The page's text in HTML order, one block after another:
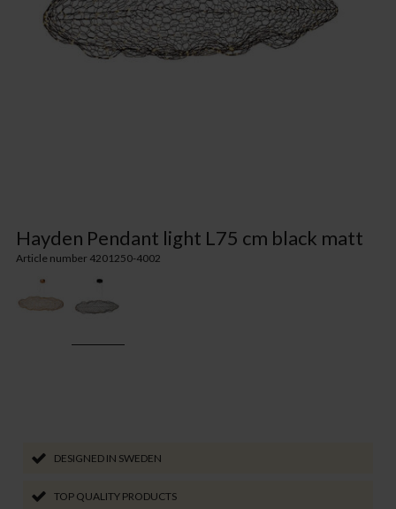
Hayden Pendant light L75 cm black matt
Article number 4201250-4002
DESIGNED IN SWEDEN
TOP QUALITY PRODUCTS